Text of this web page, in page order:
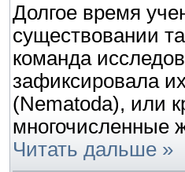
Долгое время
существовании
команда
зафиксировала
(Nematoda), или
многочисленные
Читать дальше »